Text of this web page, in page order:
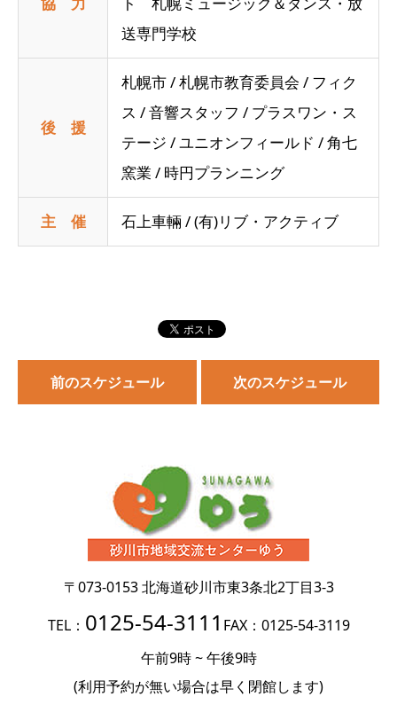
送専門学校
後 援
札幌市 / 札幌市教育委員会 / フィク
ス / 音響スタッフ / プラスワン・ス
テージ / ユニオンフィールド / 角七
窯業 / 時円プランニング
主 催 石上車輛 / (有)リブ・アクティブ
前のスケジュール 次のスケジュール
〒073-0153北海道砂川市東3条北2丁目3-3
TEL： 0125-54-3111 FAX：0125-54-3119
午前9時 ~ 午後9時
(利用予約が無い場合は早く閉館します)